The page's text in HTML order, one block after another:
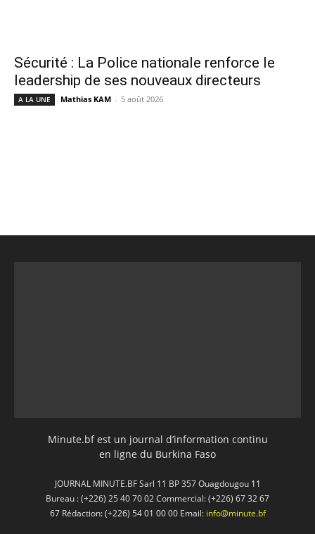
Sécurité : La Police nationale renforce le
leadership de ses nouveaux directeurs
A LA UNE Mathias KAM - 5 août 2026
Minute.bf est un journal d’information continu
en ligne du Burkina Faso
JOURNAL MINUTE.BF Sarl 11 BP 357 Ouagdougou 11
Bureau : (+226) 25 40 70 02 Commercial: (+226) 67 32 67
67 Rédaction: (+226) 54 01 00 00 Email: info@minute.bf